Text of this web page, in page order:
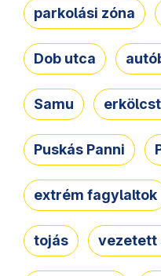
parkolási zóna
Dob utca
Samu
Puskás Panni
extrém fagylaltok
tojás vezetett